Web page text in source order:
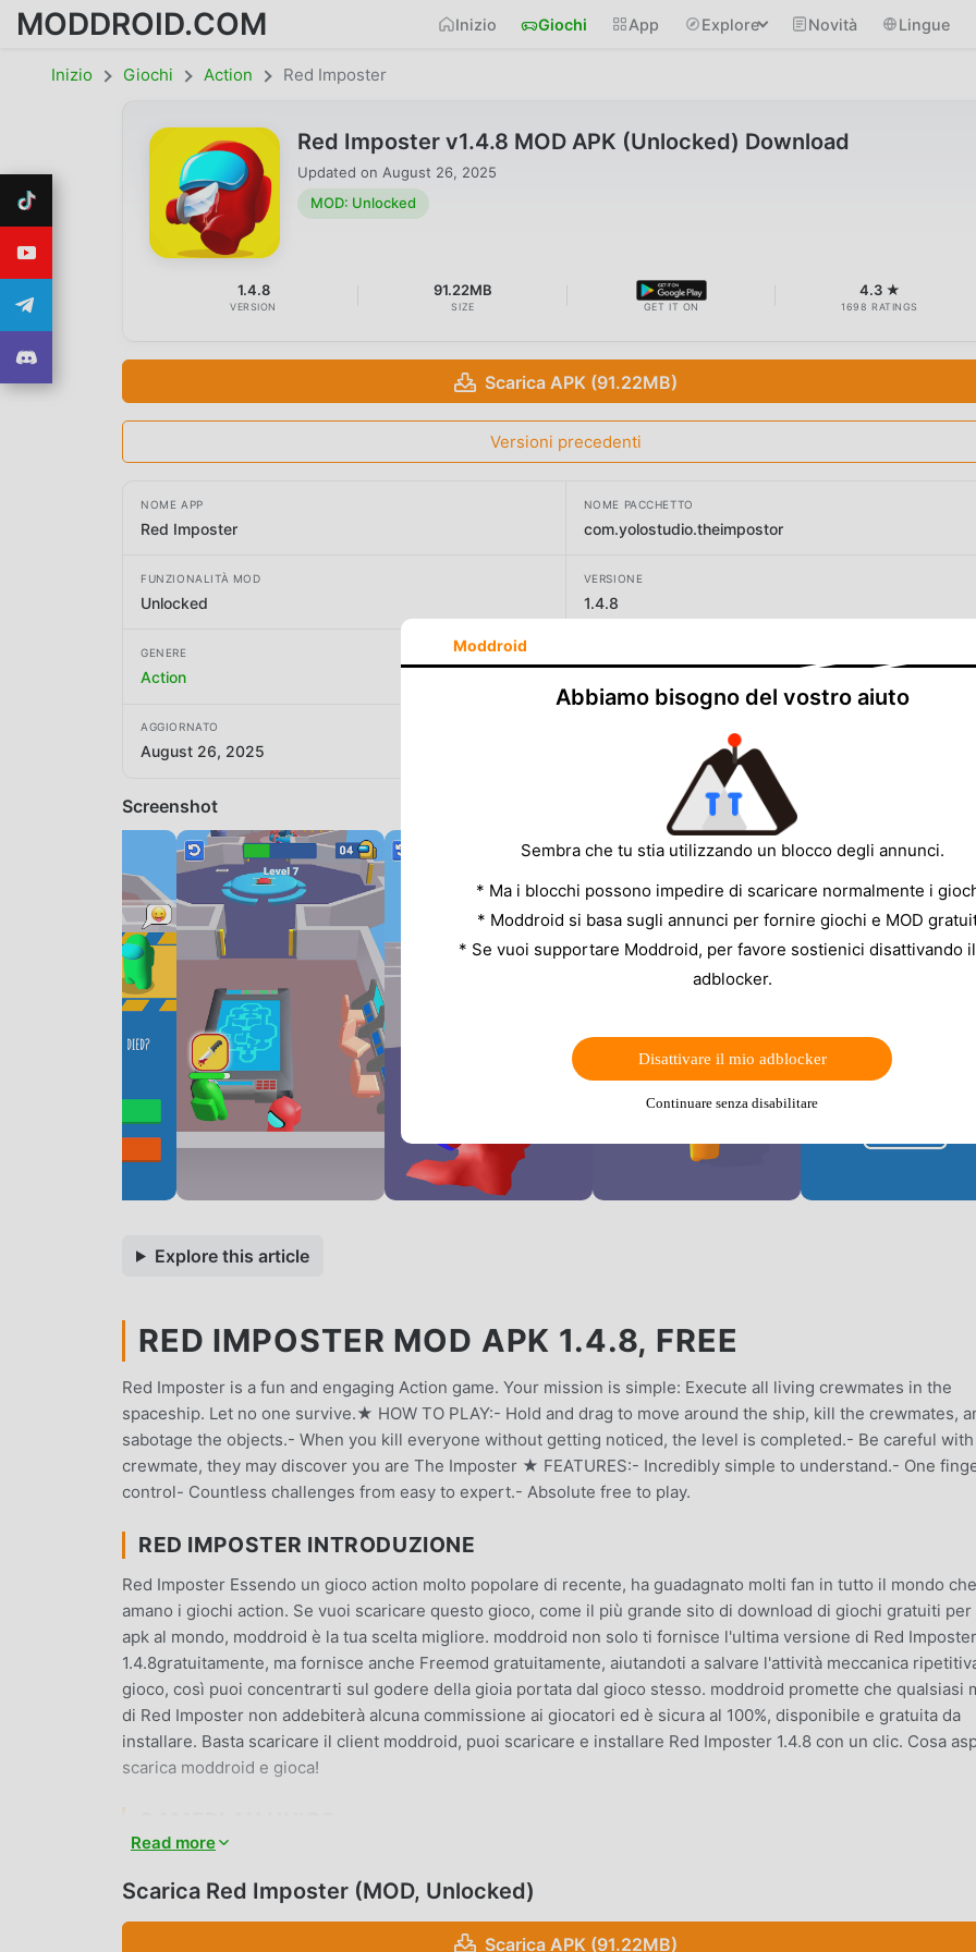
MODDROID.COM Inizio Giochi App Explore Novità Lingue
Inizio Giochi Action Red Imposter
Red Imposter v1.4.8 MOD APK (Unlocked) Download
Updated on August 26, 2025
MOD: Unlocked
1.4.8
VERSION
91.22MB
SIZE GET IT ON
4.3 ★
1698 RATINGS
Scarica APK (91.22MB)
Versioni precedenti
NOME APP
Red Imposter
NOME PACCHETTO
com.yolostudio.theimpostor
FUNZIONALITÀ MOD
Unlocked
VERSIONE
1.4.8
GENERE
Action
AGGIORNATO
August 26, 2025
Screenshot
Explore this article
RED IMPOSTER MOD APK 1.4.8, FREE
Red Imposter is a fun and engaging Action game. Your mission is simple: Execute all living crewmates in the
spaceship. Let no one survive.★ HOW TO PLAY:- Hold and drag to move around the ship, kill the crewmates,
sabotage the objects.- When you kill everyone without getting noticed, the level is completed.- Be careful with
crewmate, they may discover you are The Imposter ★ FEATURES:- Incredibly simple to understand.- One
control- Countless challenges from easy to expert.- Absolute free to play.
RED IMPOSTER INTRODUZIONE
Red Imposter Essendo un gioco action molto popolare di recente, ha guadagnato molti fan in tutto il mondo che
amano i giochi action. Se vuoi scaricare questo gioco, come il più grande sito di download di giochi gratuiti per
apk al mondo, moddroid è la tua scelta migliore. moddroid non solo ti fornisce l'ultima versione di Red Imposter
1.4.8gratuitamente, ma fornisce anche Freemod gratuitamente, aiutandoti a salvare l'attività meccanica
gioco, così puoi concentrarti sul godere della gioia portata dal gioco stesso. moddroid promette che qualsiasi
di Red Imposter non addebiterà alcuna commissione ai giocatori ed è sicura al 100%, disponibile e gratuita da
installare. Basta scaricare il client moddroid, puoi scaricare e installare Red Imposter 1.4.8 con un clic. Cosa
scarica moddroid e gioca!
di fan in tutto il mondo. A differenza dei tradizionali giochi action, in Red Imposter , devi solo seguire il tutorial
Imposter 1.4.8. Allo stesso tempo, moddroid ha creato appositamente una piattaforma per gli amanti dei giochi
Read more
Scarica Red Imposter (MOD, Unlocked)
Scarica APK (91.22MB)
Moddroid
Abbiamo bisogno del vostro aiuto
Sembra che tu stia utilizzando un blocco degli annunci.
* Ma i blocchi possono impedire di scaricare normalmente i
* Moddroid si basa sugli annunci per fornire giochi e MOD
* Se vuoi supportare Moddroid, per favore sostienici disattivando
adblocker.
Disattivare il mio adblocker
Continuare senza disabilitare